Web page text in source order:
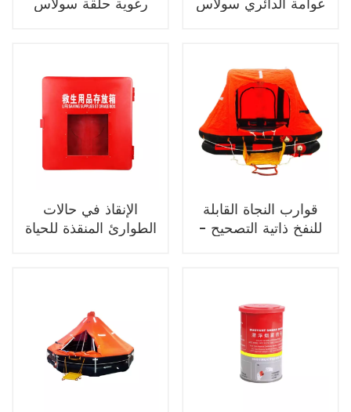
رغوية حلقة سولاس
عوامة الدائري سولاس
الإنقاذ في حالات
الطوارئ المنقذة للحياة
قوارب النجاة القابلة
للنفخ ذاتية التصحيح -